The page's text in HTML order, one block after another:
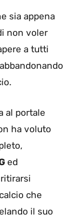
sia appena
non voler
a tutti
al portale
ha voluto
ed
che
il suo